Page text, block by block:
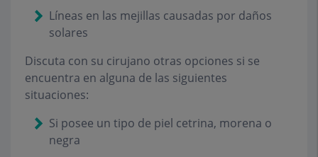
Líneas en las mejillas causadas por daños
solares
Discuta con su cirujano otras opciones si se
encuentra en alguna de las siguientes
situaciones:
Si posee un tipo de piel cetrina, morena o
negra